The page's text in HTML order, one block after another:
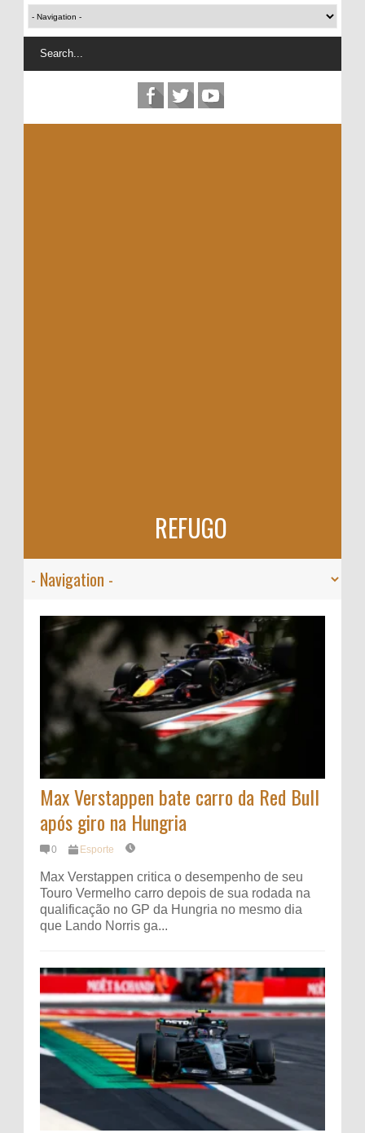
REFUGO
Max Verstappen bate carro da Red Bull
após giro na Hungria
0 Esporte
Max Verstappen critica o desempenho de seu
Touro Vermelho carro depois de sua rodada na
qualificação no GP da Hungria no mesmo dia
que Lando Norris ga...